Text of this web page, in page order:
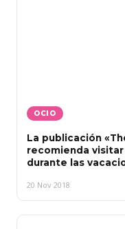
OCIO
La publicación
recomienda visitar
durante las
20 Nov 2018